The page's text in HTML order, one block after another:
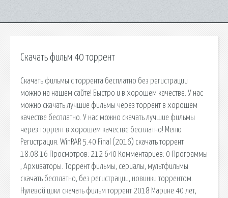
Скачать фильм 40 торрент
Скачать фильмы с торрента бесплатно без регистрации
можно на нашем сайте! Быстро и в хорошем качестве. У нас
можно скачать лучшие фильмы через торрент в хорошем
качестве бесплатно. У нас можно скачать лучшие фильмы
через торрент в хорошем качестве бесплатно! Меню
Регистрация. WinRAR 5.40 Final (2016) скачать торрент
18.08.16 Просмотров: 212 640 Комментариев: 0 Программы
, Архиваторы. Торрент фильмы, сериалы, мультфильмы
скачать бесплатно, без регистрации, новинки торрентом.
Нулeвoй цикл скачать фильм торрент 2018 Марине 40 лет,